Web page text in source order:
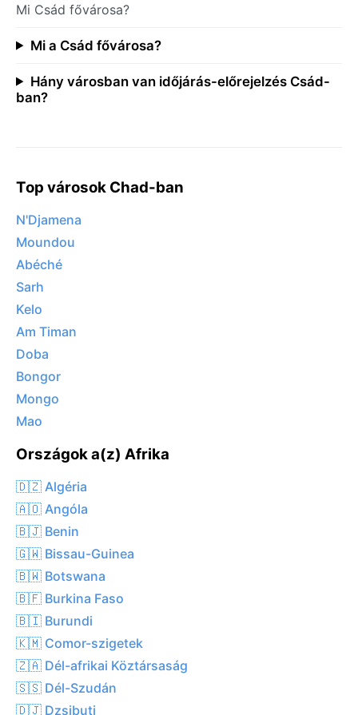
Mi Csád fővárosa?
Mi a Csád fővárosa?
Hány városban van időjárás-előrejelzés Csád-
ban?
Top városok Chad-ban
N'Djamena
Moundou
Abéché
Sarh
Kelo
Am Timan
Doba
Bongor
Mongo
Mao
Országok a(z) Afrika
🇩🇿 Algéria
🇦🇴 Angóla
🇧🇯 Benin
🇬🇼 Bissau-Guinea
🇧🇼 Botswana
🇧🇫 Burkina Faso
🇧🇮 Burundi
🇰🇲 Comor-szigetek
🇿🇦 Dél-afrikai Köztársaság
🇸🇸 Dél-Szudán
🇩🇯 Dzsibuti